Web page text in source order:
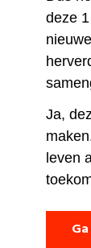
deze
Ja,
leven